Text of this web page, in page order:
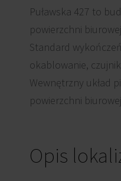
Puławska 427 to
powierzchni
Standard
okablowanie,
Wewnętrzny układ
powierzchni
Opis